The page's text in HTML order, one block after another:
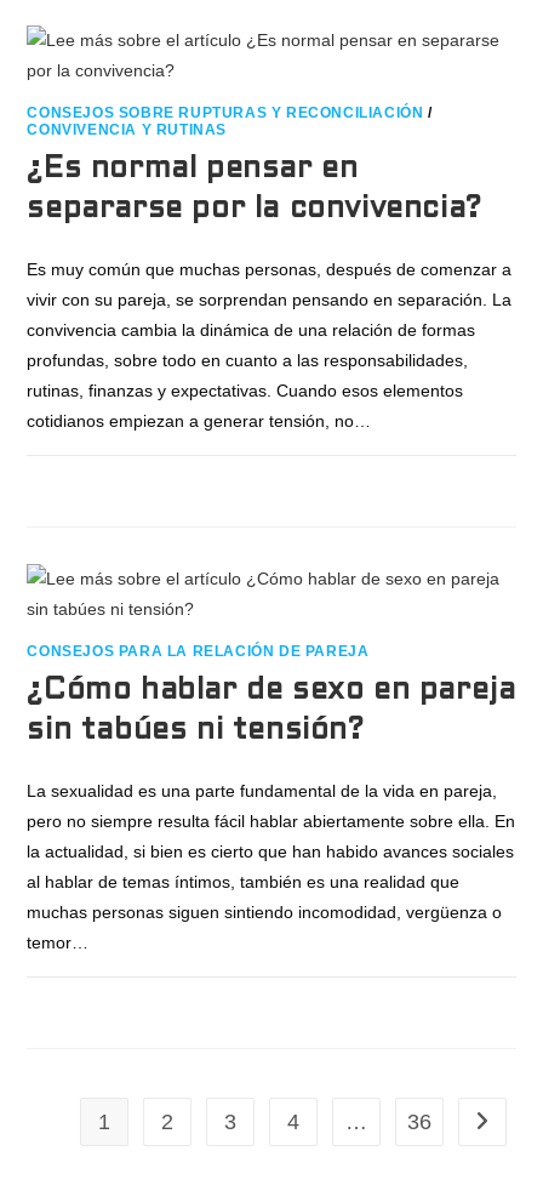
CONSEJOS SOBRE RUPTURAS Y RECONCILIACIÓN /
CONVIVENCIA Y RUTINAS
¿Es normal pensar en
separarse por la convivencia?
Es muy común que muchas personas, después de comenzar a
vivir con su pareja, se sorprendan pensando en separación. La
convivencia cambia la dinámica de una relación de formas
profundas, sobre todo en cuanto a las responsabilidades,
rutinas, finanzas y expectativas. Cuando esos elementos
cotidianos empiezan a generar tensión, no…
CONSEJOS PARA LA RELACIÓN DE PAREJA
¿Cómo hablar de sexo en pareja
sin tabúes ni tensión?
La sexualidad es una parte fundamental de la vida en pareja,
pero no siempre resulta fácil hablar abiertamente sobre ella. En
la actualidad, si bien es cierto que han habido avances sociales
al hablar de temas íntimos, también es una realidad que
muchas personas siguen sintiendo incomodidad, vergüenza o
temor…
1 2 3 4 … 36